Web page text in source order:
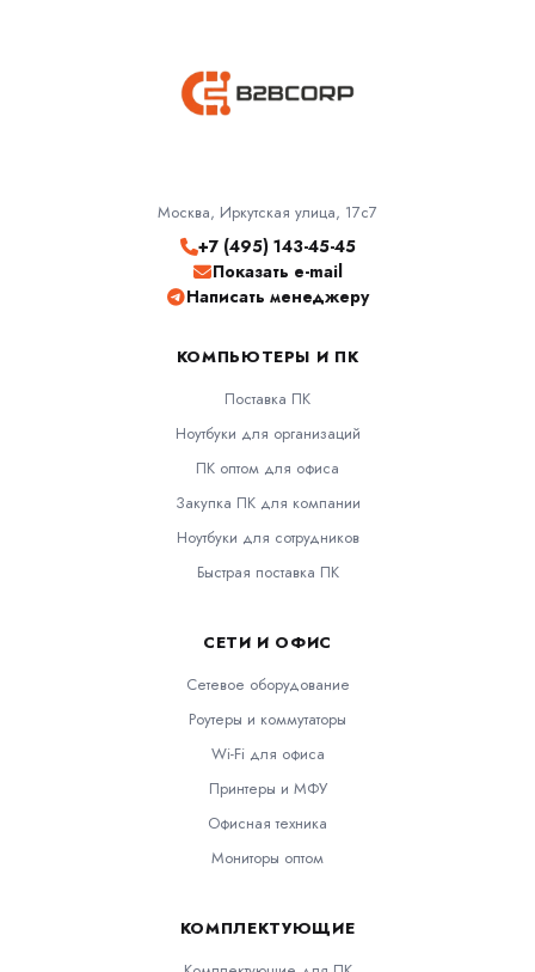
Москва, Иркутская улица, 17с7
+7 (495) 143-45-45
Показать e-mail
Написать менеджеру
КОМПЬЮТЕРЫ И ПК
Поставка ПК
Ноутбуки для организаций
ПК оптом для офиса
Закупка ПК для компании
Ноутбуки для сотрудников
Быстрая поставка ПК
СЕТИ И ОФИС
Сетевое оборудование
Роутеры и коммутаторы
Wi-Fi для офиса
Принтеры и МФУ
Офисная техника
Мониторы оптом
КОМПЛЕКТУЮЩИЕ